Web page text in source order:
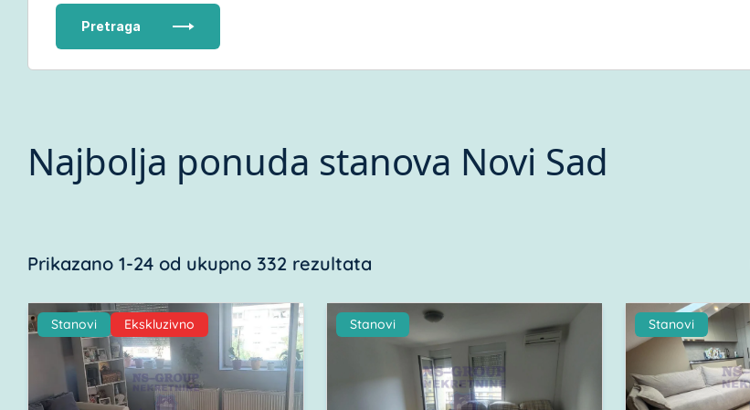
Pretraga
Najbolja ponuda stanova Novi Sad
Prikazano 1-24 od ukupno 332 rezultata
Stanovi Ekskluzivno Stanovi Stanovi